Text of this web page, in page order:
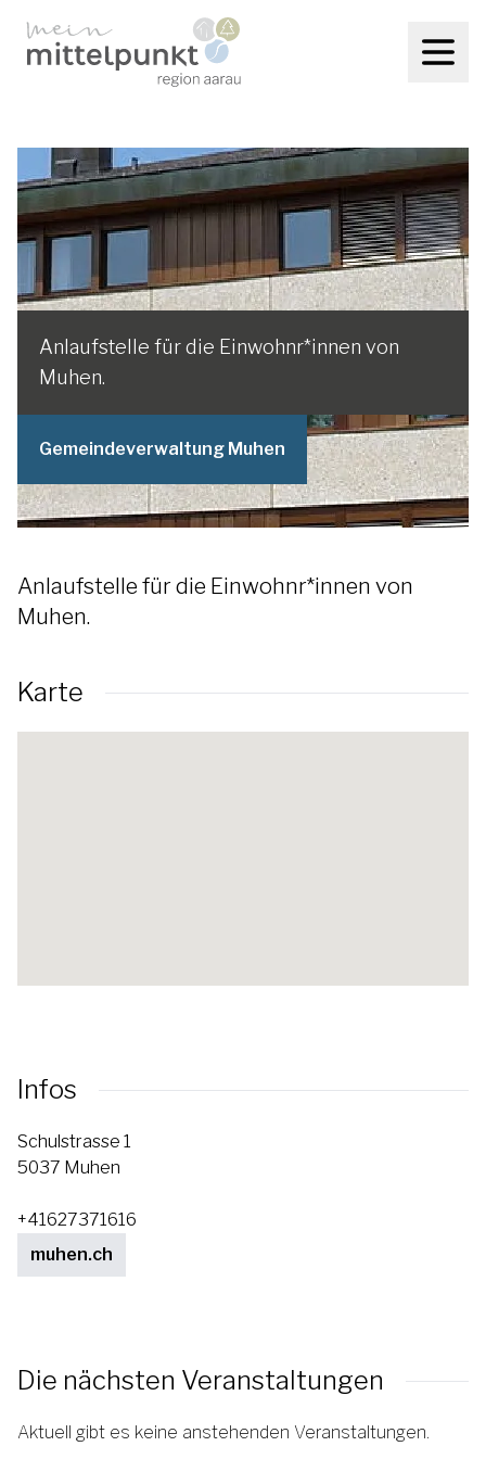
Anlaufstelle für die Einwohnr*innen von
Muhen.
Gemeindeverwaltung Muhen
Anlaufstelle für die Einwohnr*innen von
Muhen.
Karte
Infos
Schulstrasse 1
5037 Muhen
+41627371616
muhen.ch
Die nächsten Veranstaltungen
Aktuell gibt es keine anstehenden Veranstaltungen.